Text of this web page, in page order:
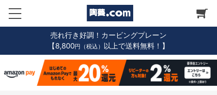
売れ行き好調！カービングプレーン
【8,800円（税込） 以上で送料無料！】